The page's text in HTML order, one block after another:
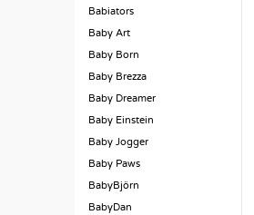
Babiators
Baby Art
Baby Born
Baby Brezza
Baby Dreamer
Baby Einstein
Baby Jogger
Baby Paws
BabyBjörn
BabyDan